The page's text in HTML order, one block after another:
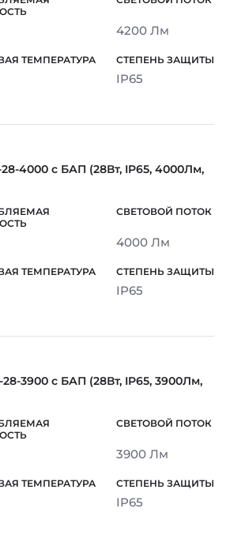
4200 Лм
IP65
4000 с БАП (28Вт, IP65, 4000Лм,
4000 Лм
IP65
3900 с БАП (28Вт, IP65, 3900Лм,
3900 Лм
IP65